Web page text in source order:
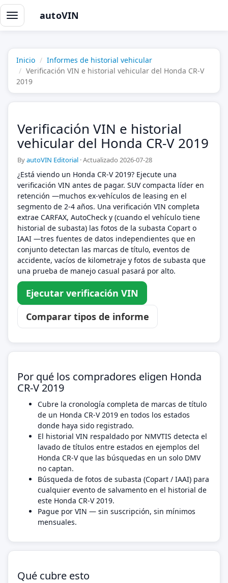
Alternar
navegación
autoVIN
Inicio
Informes de historial vehicular
Verificación VIN e historial vehicular del Honda CR-V
2019
Verificación VIN e historial
vehicular del Honda CR-V 2019
ByautoVIN Editorial ·Actualizado 2026-07-28
¿Está viendo un Honda CR-V 2019? Ejecute una
verificación VIN antes de pagar. SUV compacta líder en
retención —muchos ex-vehículos de leasing en el
segmento de 2-4 años. Una verificación VIN completa
extrae CARFAX, AutoCheck y (cuando el vehículo tiene
historial de subasta) las fotos de la subasta Copart o
IAAI —tres fuentes de datos independientes que en
conjunto detectan las marcas de título, eventos de
accidente, vacíos de kilometraje y fotos de subasta que
una prueba de manejo casual pasará por alto.
Ejecutar verificación VIN
Comparar tipos de informe
Por qué los compradores eligen Honda
CR-V 2019
Cubre la cronología completa de marcas de título
de un Honda CR-V 2019 en todos los estados
donde haya sido registrado.
El historial VIN respaldado por NMVTIS detecta el
lavado de títulos entre estados en ejemplos del
Honda CR-V que las búsquedas en un solo DMV
no captan.
Búsqueda de fotos de subasta (Copart / IAAI) para
cualquier evento de salvamento en el historial de
este Honda CR-V 2019.
Pague por VIN — sin suscripción, sin mínimos
mensuales.
Qué cubre esto